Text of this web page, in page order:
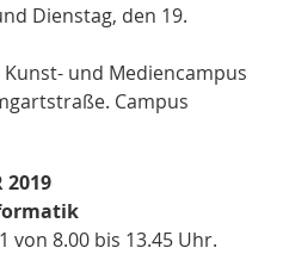
Dienstag, den 19.
und Mediencampus
Campus
2019
von 8.00 bis 13.45 Uhr.